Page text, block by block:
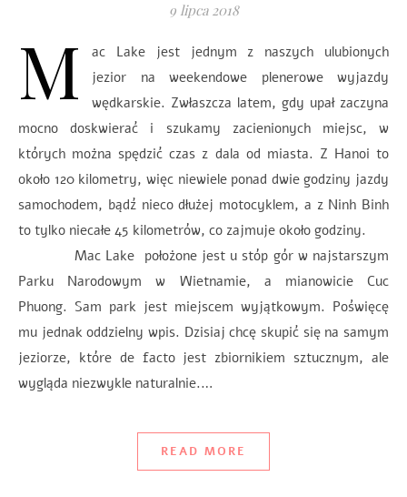
9 lipca 2018
M
ac Lake jest jednym z naszych ulubionych
jezior na weekendowe plenerowe wyjazdy
wędkarskie. Zwłaszcza latem, gdy upał zaczyna
mocno doskwierać i szukamy zacienionych miejsc, w
których można spędzić czas z dala od miasta. Z Hanoi to
około 120 kilometry, więc niewiele ponad dwie godziny jazdy
samochodem, bądź nieco dłużej motocyklem, a z Ninh Binh
to tylko niecałe 45 kilometrów, co zajmuje około godziny.
Mac Lake położone jest u stóp gór w najstarszym
Parku Narodowym w Wietnamie, a mianowicie Cuc
Phuong. Sam park jest miejscem wyjątkowym. Poświęcę
mu jednak oddzielny wpis. Dzisiaj chcę skupić się na samym
jeziorze, które de facto jest zbiornikiem sztucznym, ale
wygląda niezwykle naturalnie.…
READ MORE